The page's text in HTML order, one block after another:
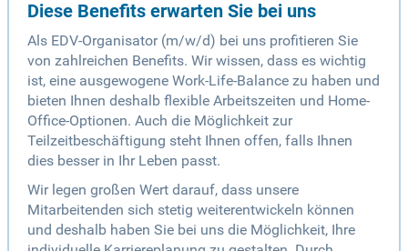
Diese Benefits erwarten Sie bei uns
Als EDV-Organisator (m/w/d) bei uns profitieren Sie
von zahlreichen Benefits. Wir wissen, dass es wichtig
ist, eine ausgewogene Work-Life-Balance zu haben und
bieten Ihnen deshalb flexible Arbeitszeiten und Home-
Office-Optionen. Auch die Möglichkeit zur
Teilzeitbeschäftigung steht Ihnen offen, falls Ihnen
dies besser in Ihr Leben passt.
Wir legen großen Wert darauf, dass unsere
Mitarbeitenden sich stetig weiterentwickeln können
und deshalb haben Sie bei uns die Möglichkeit, Ihre